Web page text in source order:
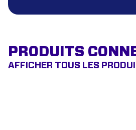
PRODUITS
AFFICHER TOUS LES